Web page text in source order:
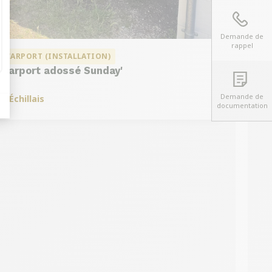
CARPORT (INSTALLATION)
Carport adossé Sunday'
Échillais
Demande de
rappel
Demande de
documentation